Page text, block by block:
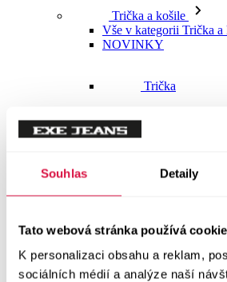
Souhlas Detaily
Tato webová stránka používá
K personalizaci obsahu a reklam,
sociálních médií a analýze naší
Trička a košile
Vše v kategorii Trička a
NOVINKY
Trička
Polokošile
Košile krátký